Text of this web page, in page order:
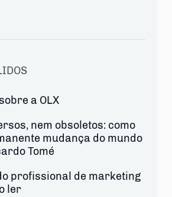
a OLX
nem obsoletos: como
mudança do mundo
Tomé
profissional de marketing
ler